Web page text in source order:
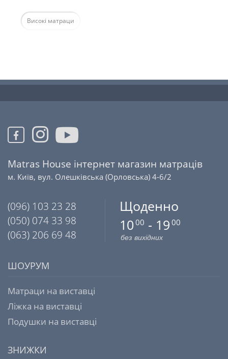
Високі матраци
Matras House інтернет магазин матраців
м. Київ, вул. Олешківська (Орловська) 4-6/2
(096) 103 23 28
(050) 074 33 98
(063) 206 69 48
Щоденно
10 00 - 19 00
без вихідних
ШОУРУМ
Матраци на виставці
Ліжка на виставці
Подушки на виставці
ЗНИЖКИ